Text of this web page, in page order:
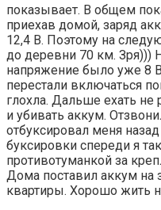
показывает. В общем
приехав домой, заряд
12,4 В. Поэтому на
до деревни 70 км. Зря)))
напряжение было уже 8
перестали включаться
глохла. Дальше ехать не
и убивать аккум.
отбуксировал меня
буксировки спереди я
противотуманкой за
Дома поставил аккум на
квартиры. Хорошо жить